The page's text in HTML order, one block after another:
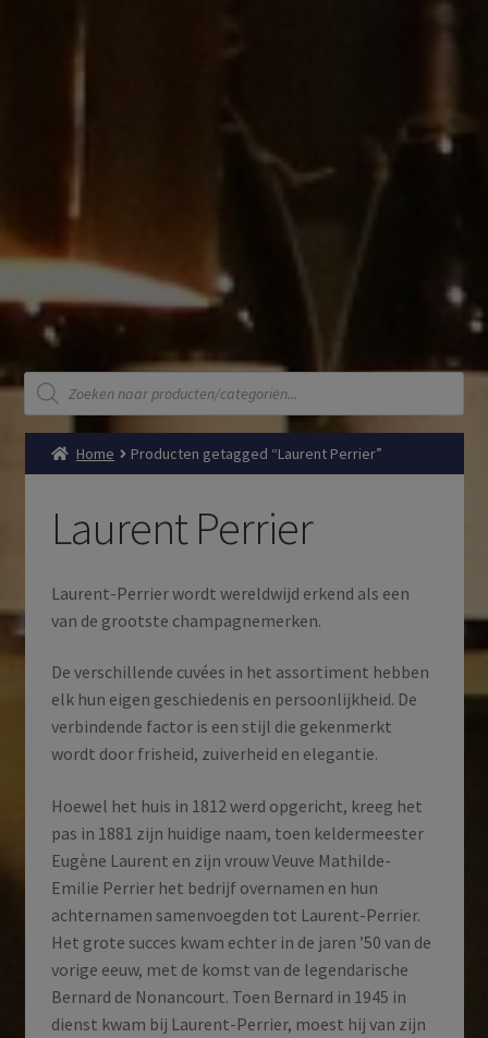
Producten
zoeken
Home Producten getagged “Laurent Perrier”
Laurent Perrier
Laurent-Perrier wordt wereldwijd erkend als een
van de grootste champagnemerken.
De verschillende cuvées in het assortiment hebben
elk hun eigen geschiedenis en persoonlijkheid. De
verbindende factor is een stijl die gekenmerkt
wordt door frisheid, zuiverheid en elegantie.
Hoewel het huis in 1812 werd opgericht, kreeg het
pas in 1881 zijn huidige naam, toen keldermeester
Eugène Laurent en zijn vrouw Veuve Mathilde-
Emilie Perrier het bedrijf overnamen en hun
achternamen samenvoegden tot Laurent-Perrier.
Het grote succes kwam echter in de jaren ’50 van de
vorige eeuw, met de komst van de legendarische
Bernard de Nonancourt. Toen Bernard in 1945 in
dienst kwam bij Laurent-Perrier, moest hij van zijn